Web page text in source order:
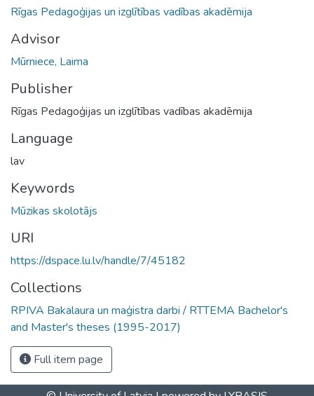
Rīgas Pedagoģijas un izglītības vadības akadēmija
Advisor
Mūrniece, Laima
Publisher
Rīgas Pedagoģijas un izglītības vadības akadēmija
Language
lav
Keywords
Mūzikas skolotājs
URI
https://dspace.lu.lv/handle/7/45182
Collections
RPIVA Bakalaura un maģistra darbi / RTTEMA Bachelor's
and Master's theses (1995-2017)
Full item page